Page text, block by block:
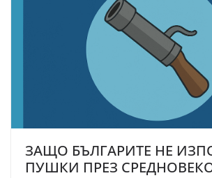
ЗАЩО БЪЛГАРИТЕ НЕ
ПУШКИ ПРЕЗ